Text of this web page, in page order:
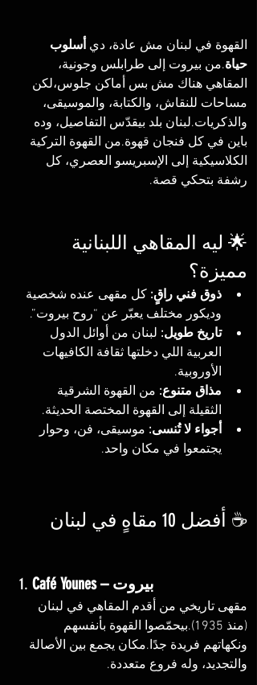
القهوة في لبنان مش عادة، دي أسلوب
حياة.من بيروت إلى طرابلس وجونية،
المقاهي هناك مش بس أماكن جلوس،لكن
مساحات للنقاش، والكتابة، والموسيقى،
والذكريات.لبنان بلد بيقدّس التفاصيل، وده
باين في كل فنجان قهوة.من القهوة التركية
الكلاسيكية إلى الإسبريسو العصري، كل
رشفة بتحكي قصة.
🌟 ليه المقاهي اللبنانية
مميزة؟
ذوق فني راقٍ: كل مقهى عنده شخصية
وديكور مختلف يعبّر عن “روح بيروت”.
تاريخ طويل: لبنان من أوائل الدول
العربية اللي دخلتها ثقافة الكافيهات
الأوروبية.
مذاق متنوع: من القهوة الشرقية
الثقيلة إلى القهوة المختصة الحديثة.
أجواء لا تُنسى: موسيقى، فن، وحوار
يجتمعوا في مكان واحد.
☕ أفضل 10 مقاهٍ في لبنان
1. Café Younes – بيروت
مقهى تاريخي من أقدم المقاهي في لبنان
(منذ 1935).بيحمّصوا القهوة بأنفسهم
ونكهاتهم فريدة جدًا.مكان يجمع بين الأصالة
والتجديد، وله فروع متعددة.